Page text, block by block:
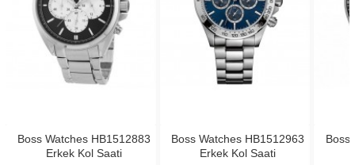
Boss Watches HB1512883
Erkek Kol Saati
Boss Watches HB1512963
Erkek Kol Saati
Boss